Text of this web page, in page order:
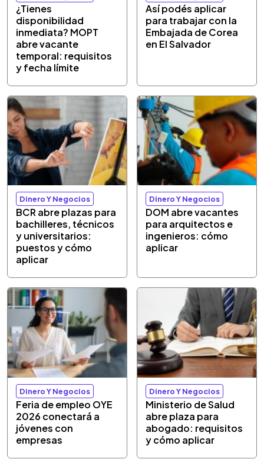
¿Tienes
disponibilidad
inmediata? MOPT
abre vacante
temporal: requisitos
y fecha límite
Así podés aplicar
para trabajar con la
Embajada de Corea
en El Salvador
Dinero Y Negocios
BCR abre plazas para
bachilleres, técnicos
y universitarios:
puestos y cómo
aplicar
Dinero Y Negocios
DOM abre vacantes
para arquitectos e
ingenieros: cómo
aplicar
Dinero Y Negocios
Feria de empleo OYE
2026 conectará a
jóvenes con
empresas
Dinero Y Negocios
Ministerio de Salud
abre plaza para
abogado: requisitos
y cómo aplicar